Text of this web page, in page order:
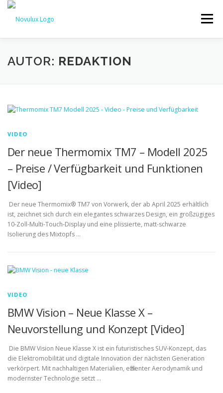
Zum
springen
Menü
STARTSEITE TECHNIK HOBBY & FREIZEIT
AUTOR: REDAKTION
VIDEO
Der neue Thermomix TM7 – Modell 2025
– Preise / Verfügbarkeit und Funktionen
[Video]
Der neue Thermomix® TM7 von Vorwerk, der ab April 2025 erhältlich
ist, zeichnet sich durch ein elegantes schwarzes Design, ein großzügiges
10-Zoll-Multi-Touch-Display und eine plissierte, matt-schwarze
Isolierung des Mixtopfs …
VIDEO
BMW Vision – Neue Klasse X –
Neuvorstellung und Konzept [Video]
Die BMW Vision Neue Klasse X ist ein futuristisches SUV-Konzept, das
die Elektromobilität und digitale Innovation der nächsten Generation
verkörpert. Mit nachhaltigen Materialien, effizienter Aerodynamik und
modernster Technologie setzt …